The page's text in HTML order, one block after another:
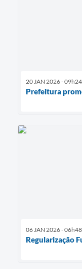
20 JAN 2026 - 09h24
Prefeitura
06 JAN 2026 - 06h48
Regularização